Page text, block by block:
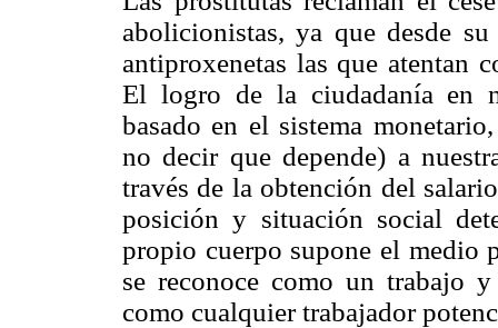
abolicionistas, ya que desde
antiproxenetas las que atentan
El logro de la ciudadanía en
basado en el sistema
no decir que depende) a
través de la obtención del
posición y situación social
propio cuerpo supone el medio
se reconoce como un trabajo
como cualquier trabajador